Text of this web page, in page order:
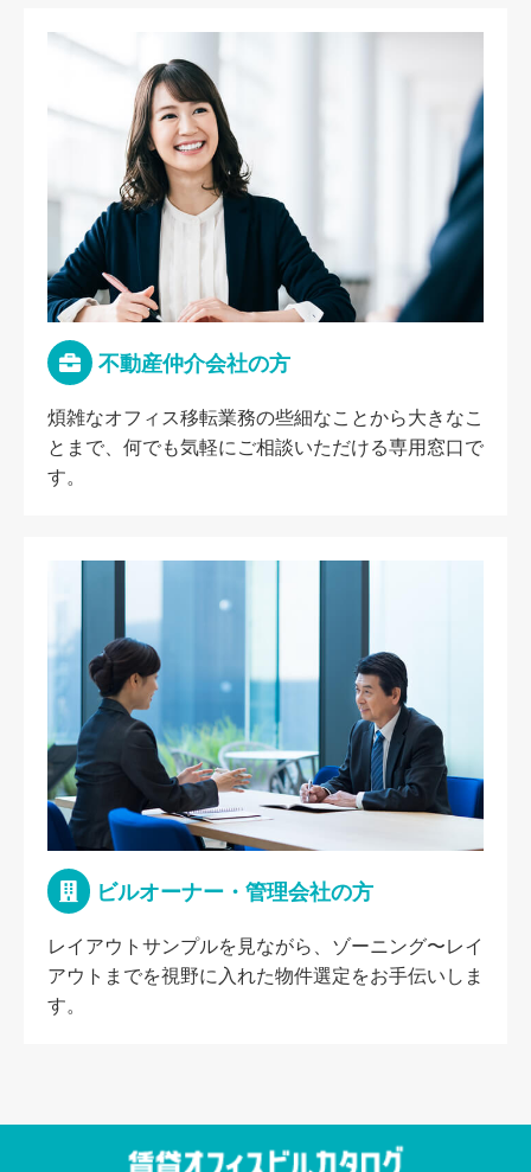
不動産仲介会社の方
煩雑なオフィス移転業務の些細なことから大きなこ
とまで、何でも気軽にご相談いただける専用窓口で
す。
ビルオーナー・管理会社の方
レイアウトサンプルを見ながら、ゾーニング〜レイ
アウトまでを視野に入れた物件選定をお手伝いしま
す。